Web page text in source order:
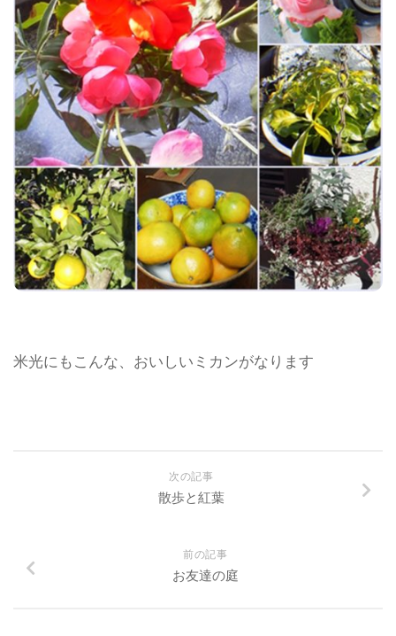
米光にもこんな、おいしいミカンがなります
次の記事
散歩と紅葉
前の記事
お友達の庭